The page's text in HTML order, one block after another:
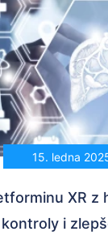
15. ledna
XR z
i